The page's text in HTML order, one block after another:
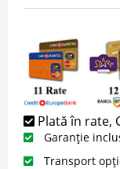
Plată în rate,
Garanție
Transport